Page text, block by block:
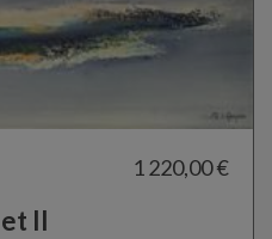
1 220,00 €
II